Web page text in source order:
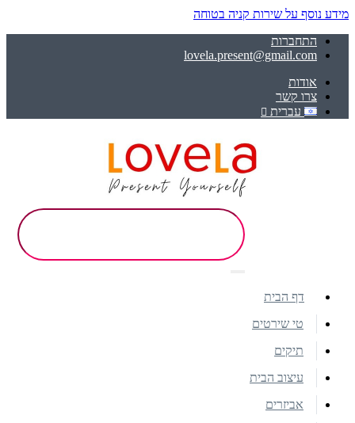
מידע נוסף על שירות קניה בטוחה
התחברות
lovela.present@gmail.com
אודות
צרו קשר
עברית
דף הבית
טי שירטים
תיקים
עיצוב הבית
אביזרים